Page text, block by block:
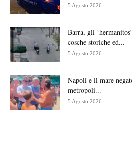
5 Agosto 2026
Barra, gli
cosche storiche ed...
5 Agosto 2026
Napoli e il mare
metropoli...
5 Agosto 2026